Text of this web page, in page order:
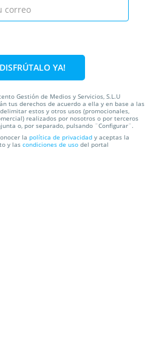
19,95€ 16,15€
Bilbao
Calle Fernández del Campo, 7 (Plaza Circular
YA!
Gestión de Medios y Servicios, S.L.U
tus derechos de acuerdo a ella y en base a las
estos y otros usos (promocionales,
realizados por nosotros o por terceros
o, por separado, pulsando ¨Configurar¨.
la política de privacidad y aceptas la
y las condiciones de uso del portal